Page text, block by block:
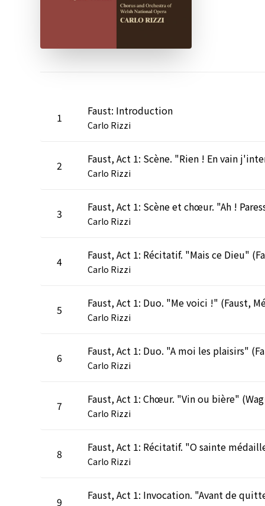
1 Faust: Introduction
Carlo Rizzi
2
Carlo Rizzi
3
Carlo Rizzi
4
Carlo Rizzi
5
Carlo Rizzi
6
Carlo Rizzi
7
Carlo Rizzi
8
Carlo Rizzi
9